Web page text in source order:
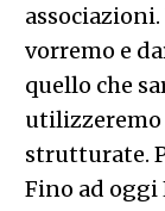
vorremo e
quello che
utilizzeremo
strutturate.
Fino ad oggi